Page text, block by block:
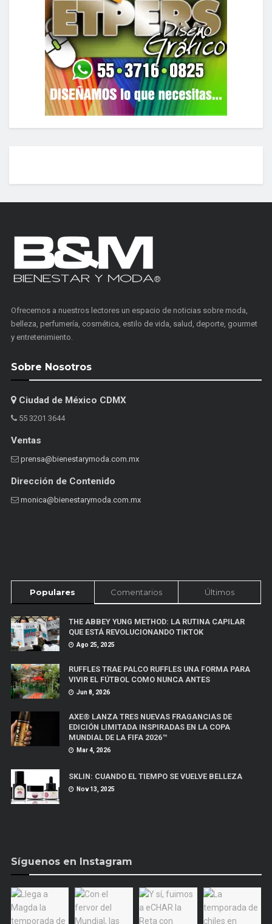
Ofrecemos a nuestros lectores un espacio de noticias sobre moda,
belleza, perfumería, cosmética, estilo de vida, salud, deporte, gourmet
y entretenimiento.
Sobre Nosotros
Ciudad de México CDMX
55 3201 3644
Ventas
prensa@bienestarymoda.com.mx
Dirección de Contenido
monica@bienestarymoda.com.mx
Populares Comentarios Últimos
THE ABBEY YUNG METHOD: LA RUTINA CAPILAR
QUE ESTÁ REVOLUCIONANDO TIKTOK
Ago 25, 2025
RUFFLES TRAE PALCO RUFFLES UNA FORMA PARA
VIVIR EL FÚTBOL COMO NUNCA ANTES
Jun 8, 2026
AXE® LANZA TRES NUEVAS FRAGANCIAS DE
EDICIÓN LIMITADA INSPIRADAS EN LA COPA
MUNDIAL DE LA FIFA 2026™
Mar 4, 2026
SKLIN: CUANDO EL TIEMPO SE VUELVE BELLEZA
Nov 13, 2025
Síguenos en Instagram